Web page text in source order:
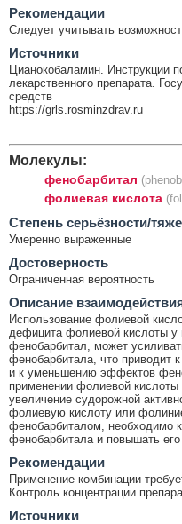
Рекомендации
Следует учитывать
Источники
Цианокобаламин. Инструкции
лекарственного препарата.
средств
https://grls.rosminzdrav.ru
Молекулы:
фенобарбитал
фолиевая кислота
Cтепень серьёзности/
Умеренно выраженные
Достоверность
Ограниченная вероятность
Описание
Использование фолиевой
дефицита фолиевой кислоты
фенобарбитал, может
фенобарбитала, что приводит
и к уменьшению эффектов
применении фолиевой
увеличение судорожной
фолиевую кислоту или
фенобарбиталом, необходимо
фенобарбитала и повышать
Рекомендации
Применение комбинации
Контроль концентрации
Источники